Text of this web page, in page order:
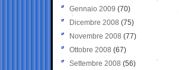
Gennaio 2009 (70)
Dicembre 2008 (75)
Novembre 2008 (77)
Ottobre 2008 (67)
Settembre 2008 (56)